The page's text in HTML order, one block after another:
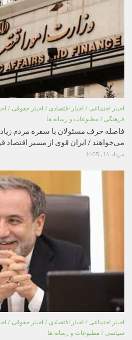
اخبار اجتماعی / اخبار اقتصادی / اخبار حقوقی /
فرهنگی / مطبوعات و رسانه ها
فاصله حرف مسئولان با سفره مردم
می‌خواهند / ایران قوی از مسیر اقتصاد
مرداد 14, 1405
اخبار اجتماعی / اخبار اقتصادی / اخبار حقوقی /
سیاسی / مطبوعات و رسانه ها